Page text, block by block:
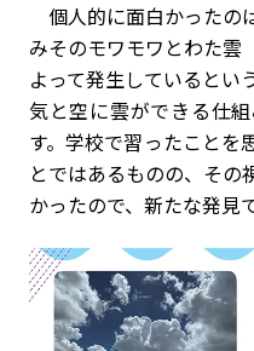
個人的に面白かったの
みそのモワモワとわた雲
よって発生しているとい
気と空に雲ができる仕
す。学校で習ったことを
とではあるものの、その
かったので、新たな発見